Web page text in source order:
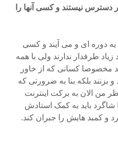
دسترس نیستند و کسی آنها را
یه دوره ای و می آیند و کسی
طرفدار ندارند ولی با همه
مخصوصا کسانی که از خاور
و بزنند بلکه بنا به ضرورتی که
من الان به برکت اینترنت
شاگرد باید به کمک استادش
و کمبد هایش را جبران کند.